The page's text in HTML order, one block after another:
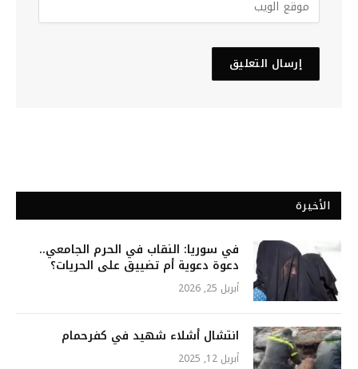
الأخيرة
في سوريا: النقاب في الحرم الجامعي..
دعوة دعوية أم تضييق على الحريات؟
أبريل 25, 2026
انتشال أشلاء شهيد في كفرحمام
أبريل 12, 2025